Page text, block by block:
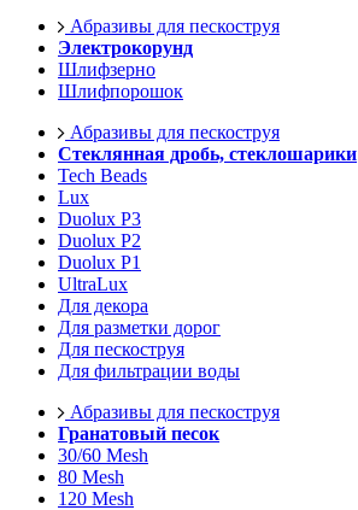
Абразивы для пескоструя
Электрокорунд
Шлифзерно
Шлифпорошок
Абразивы для пескоструя
Стеклянная дробь, стеклошарики
Tech Beads
Lux
Duolux P3
Duolux P2
Duolux P1
UltraLux
Для декора
Для разметки дорог
Для пескоструя
Для фильтрации воды
Абразивы для пескоструя
Гранатовый песок
30/60 Mesh
80 Mesh
120 Mesh